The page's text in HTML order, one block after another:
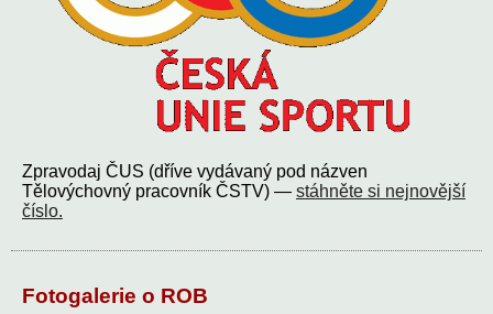
Zpravodaj ČUS (dříve vydávaný pod názven
Tělovýchovný pracovník ČSTV) — stáhněte si nejnovější
číslo.
Fotogalerie o ROB